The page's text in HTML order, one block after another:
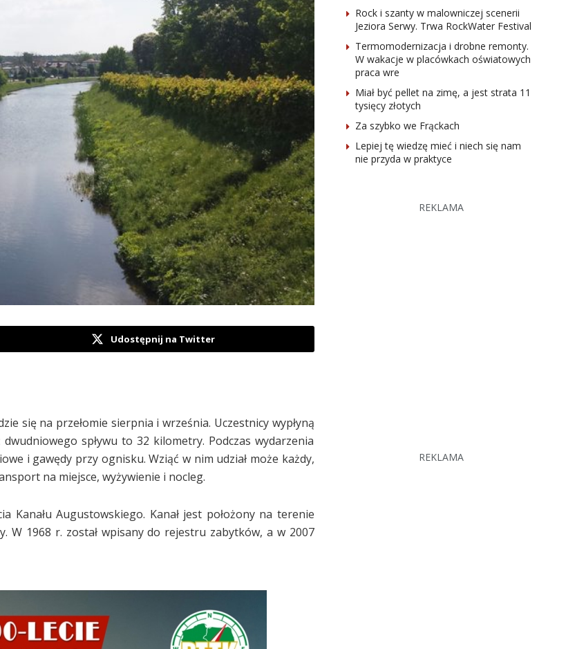
Udostępnij na Twitter
się na przełomie sierpnia i września. Uczestnicy wypłyną
spływu to 32 kilometry. Podczas wydarzenia
i gawędy przy ognisku. Wziąć w nim udział może każdy,
na miejsce, wyżywienie i nocleg.
Kanału Augustowskiego. Kanał jest położony na terenie
W 1968 r. został wpisany do rejestru zabytków, a w 2007
Rock i szanty w malowniczej scenerii
Jeziora Serwy. Trwa RockWater Festival
Termomodernizacja i drobne remonty.
W wakacje w placówkach oświatowych
praca wre
Miał być pellet na zimę, a jest strata 11
tysięcy złotych
Za szybko we Frąckach
Lepiej tę wiedzę mieć i niech się nam
nie przyda w praktyce
REKLAMA
REKLAMA